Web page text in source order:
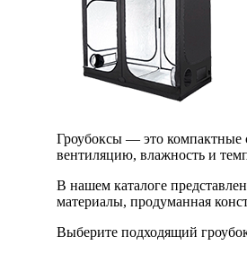
Гроубоксы — это компактные
вентиляцию, влажность и
В нашем каталоге
материалы, продуманная
Выберите подходящий